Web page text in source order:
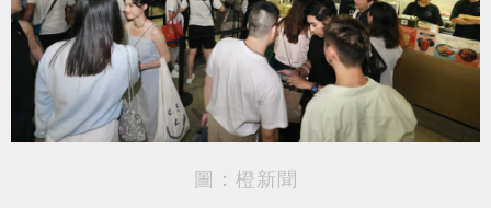
圖：橙新聞